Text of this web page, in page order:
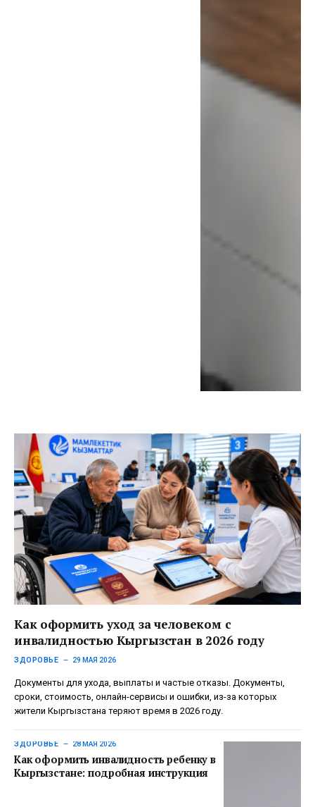
Как оформить уход за человеком с
инвалидностью Кыргызстан в 2026 году
ЗДОРОВЬЕ 29 МАЯ 2026
Документы для ухода, выплаты и частые отказы. Документы,
сроки, стоимость, онлайн-сервисы и ошибки, из-за которых
жители Кыргызстана теряют время в 2026 году.
ЗДОРОВЬЕ 28 МАЯ 2026
Как оформить инвалидность ребенку в
Кыргызстане: подробная инструкция